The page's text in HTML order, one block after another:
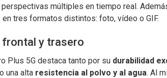
múltiples en tiempo real.
tres formatos distintos: foto, vídeo o GIF.
frontal y trasero
Plus 5G destaca tanto por su durabilidad
una alta resistencia al polvo y al agua. Al